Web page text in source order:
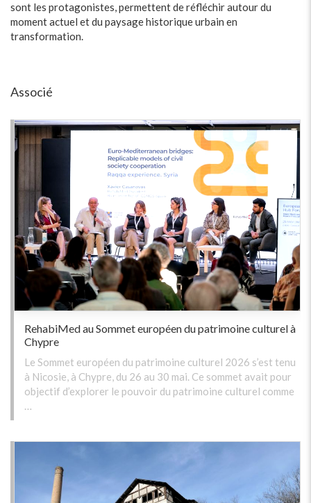
sont les protagonistes, permettent de réfléchir autour du
moment actuel et du paysage historique urbain en
transformation.
Associé
RehabiMed au Sommet européen du patrimoine culturel à
Chypre
Le Sommet européen du patrimoine culturel 2026 s’est tenu
à Nicosie, à Chypre, du 26 au 30 mai. Ce sommet avait pour
objectif d’explorer le pouvoir du patrimoine culturel comme
…